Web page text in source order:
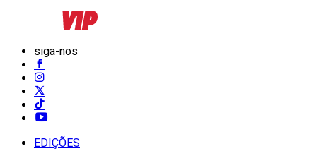
siga-nos
EDIÇÕES